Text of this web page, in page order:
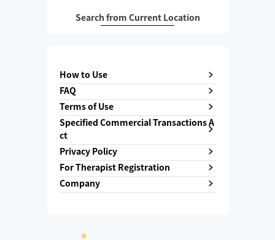
Search from Current Location
How to Use
FAQ
Terms of Use
Specified Commercial Transactions A
ct
Privacy Policy
For Therapist Registration
Company